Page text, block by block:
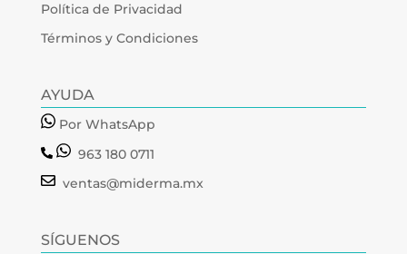
Política de Privacidad
Términos y Condiciones
AYUDA
Por WhatsApp
963 180 0711
ventas@miderma.mx
SÍGUENOS